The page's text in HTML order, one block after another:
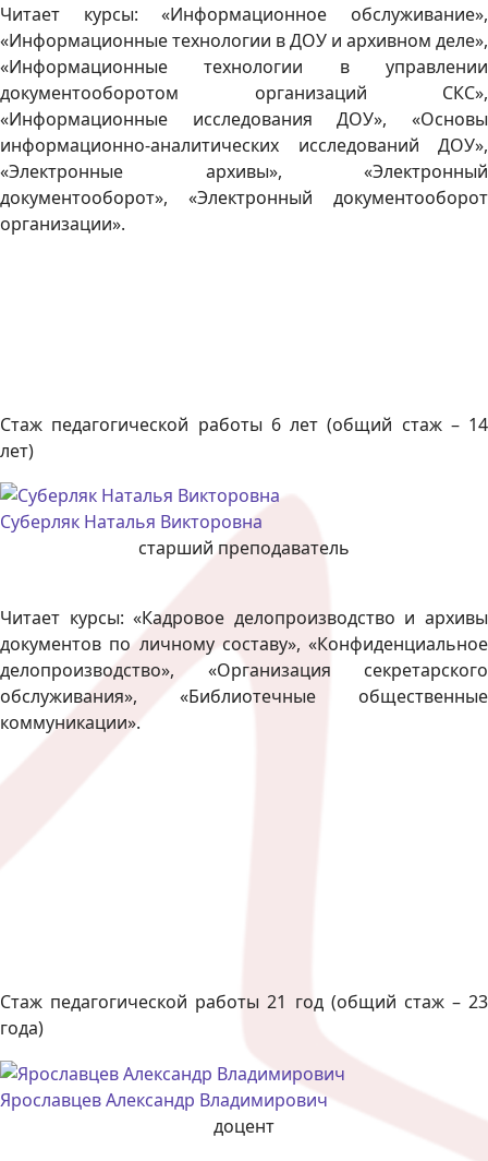
Читает курсы: «Информационное обслуживание»,
«Информационные технологии в ДОУ и архивном деле»,
«Информационные технологии в управлении
документооборотом организаций СКС»,
«Информационные исследования ДОУ», «Основы
информационно-аналитических исследований ДОУ»,
«Электронные архивы», «Электронный
документооборот», «Электронный документооборот
организации».
Стаж педагогической работы 6 лет (общий стаж – 14
лет)
Суберляк Наталья Викторовна
старший преподаватель
Читает курсы: «Кадровое делопроизводство и архивы
документов по личному составу», «Конфиденциальное
делопроизводство», «Организация секретарского
обслуживания», «Библиотечные общественные
коммуникации».
Стаж педагогической работы 21 год (общий стаж – 23
года)
Ярославцев Александр Владимирович
доцент